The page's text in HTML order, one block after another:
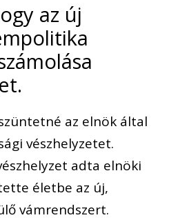
az új
az elnök által
vészhelyzetet.
adta elnöki
életbe az új,
vámrendszert.